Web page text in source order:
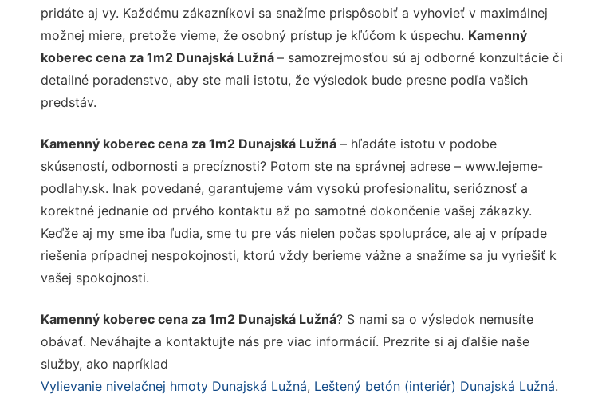
pridáte aj vy. Každému zákazníkovi sa snažíme prispôsobiť a vyhovieť v maximálnej
možnej miere, pretože vieme, že osobný prístup je kľúčom k úspechu. Kamenný
koberec cena za 1m2 Dunajská Lužná – samozrejmosťou sú aj odborné konzultácie či
detailné poradenstvo, aby ste mali istotu, že výsledok bude presne podľa vašich
predstáv.
Kamenný koberec cena za 1m2 Dunajská Lužná– hľadáte istotu v podobe
skúseností, odbornosti a precíznosti? Potom ste na správnej adrese – www.lejeme-
podlahy.sk. Inak povedané, garantujeme vám vysokú profesionalitu, serióznosť a
korektné jednanie od prvého kontaktu až po samotné dokončenie vašej zákazky.
Keďže aj my sme iba ľudia, sme tu pre vás nielen počas spolupráce, ale aj v prípade
riešenia prípadnej nespokojnosti, ktorú vždy berieme vážne a snažíme sa ju vyriešiť k
vašej spokojnosti.
Kamenný koberec cena za 1m2 Dunajská Lužná? S nami sa o výsledok nemusíte
obávať. Neváhajte a kontaktujte nás pre viac informácií. Prezrite si aj ďalšie naše
služby, ako napríklad
Vylievanie nivelačnej hmoty Dunajská Lužná, Leštený betón (interiér) Dunajská Lužná.